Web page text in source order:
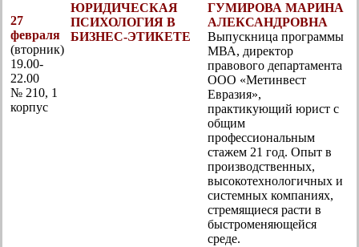
27
февраля
(вторник)
19.00-
22.00
№ 210, 1
корпус
ЮРИДИЧЕСКАЯ
ПСИХОЛОГИЯ В
БИЗНЕС-ЭТИКЕТЕ
ГУМИРОВА МАРИНА
АЛЕКСАНДРОВНА
Выпускница программы
МВА, директор
правового департамента
ООО «Метинвест
Евразия»,
практикующий юрист с
общим
профессиональным
стажем 21 год. Опыт в
производственных,
высокотехнологичных и
системных компаниях,
стремящиеся расти в
быстроменяющейся
среде.